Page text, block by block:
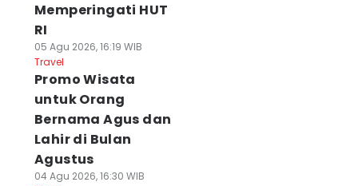
Memperingati HUT
RI
05 Agu 2026, 16:19 WIB
Travel
Promo Wisata
untuk Orang
Bernama Agus dan
Lahir di Bulan
Agustus
04 Agu 2026, 16:30 WIB